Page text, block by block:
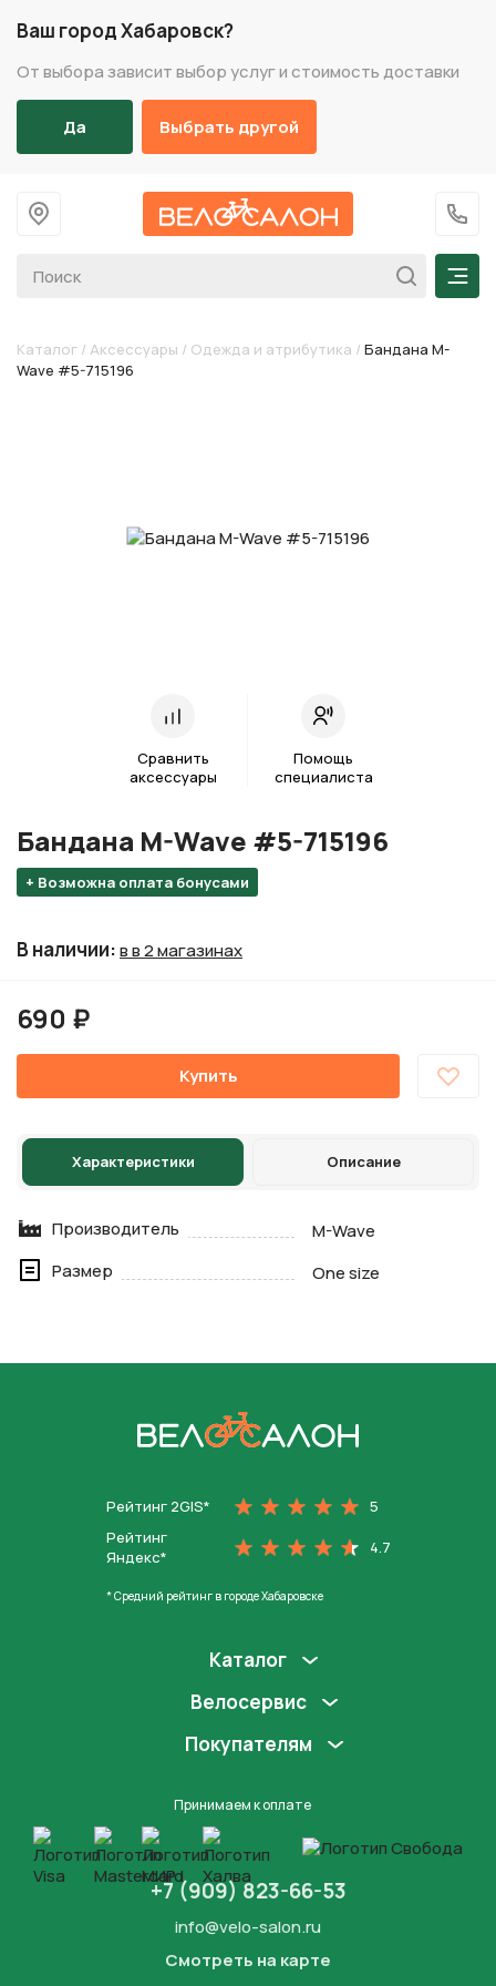
Ваш город Хабаровск?
От выбора зависит выбор услуг и стоимость доставки
Да Выбрать другой
На главную
+7
Каталог / Аксессуары / Одежда и атрибутика / Бандана M-
Wave #5-715196
Сравнить
аксессуары
Помощь
специалиста
+ Возможна оплата бонусами
Бандана M-Wave #5-715196
В наличии:в в 2 магазинах
690 ₽
Купить
Характеристики Описание
Производитель
M-Wave
Размер
One size
Рейтинг 2GIS*
5
Рейтинг
Яндекс*
4.7
* Средний рейтинг в городе Хабаровске
Каталог
Велосервис
Покупателям
Принимаем к оплате
+7 (909) 823-66-53
info@velo-salon.ru
Смотреть на карте